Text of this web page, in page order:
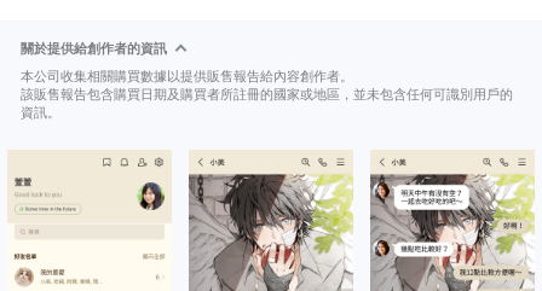
關於提供給創作者的資訊
本公司收集相關購買數據以提供販售報告給內容創作者。
該販售報告包含購買日期及購買者所註冊的國家或地區，並未包含任何可識別用戶的
資訊。